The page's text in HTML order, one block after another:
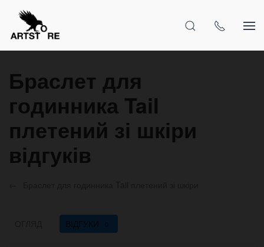
Браслет для
годинника Tail
плетений зі шкіри
відгуків
ВІДГУКИ 0